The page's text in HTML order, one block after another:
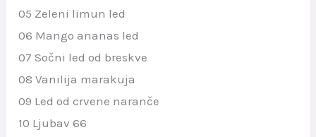
05 Zeleni limun led
06 Mango ananas led
07 Sočni led od breskve
08 Vanilija marakuja
09 Led od crvene naranče
10 Ljubav 66